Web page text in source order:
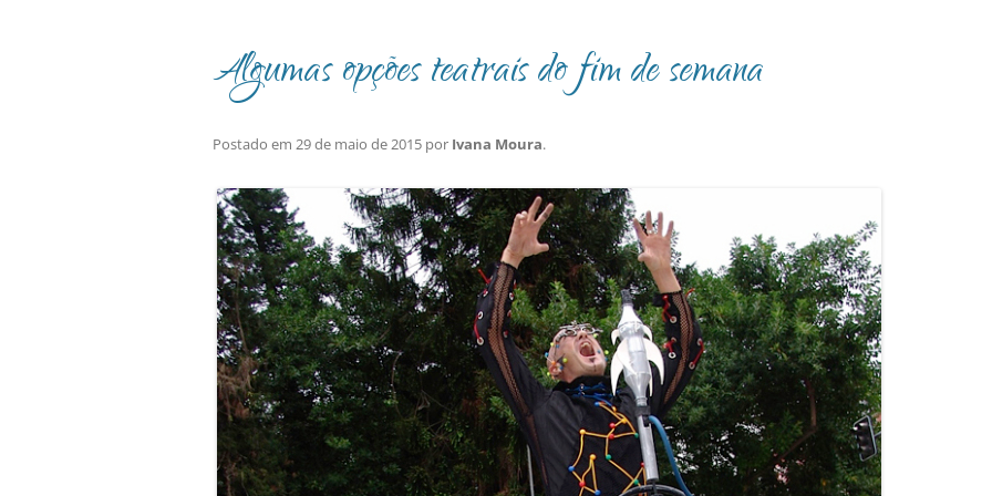
Algumas opções teatrais do fim de semana
Postado em 29 de maio de 2015 por Ivana Moura.